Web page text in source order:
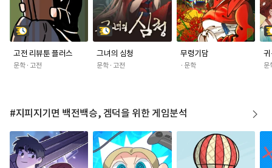
고전 리뷰툰 플러스
문학 · 고전
그녀의 심청
문학 · 고전
무령기담
· 문학 문
#지피지기면 백전백승, 겜덕을 위한 게임분석